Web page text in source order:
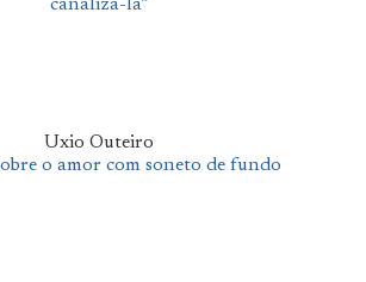
canalizá-la”
Uxio Outeiro
o amor com soneto de fundo